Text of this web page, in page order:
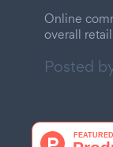
Online
overall
Posted